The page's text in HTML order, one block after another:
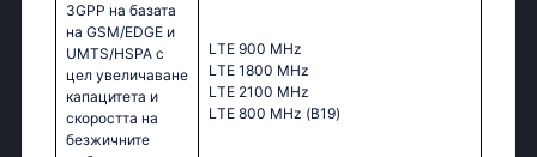
3GPP на базата
на GSM/EDGE и
UMTS/HSPA с
цел увеличаване
капацитета и
скоростта на
безжичните
LТЕ 900 МНz
LТЕ 1800 МНz
LТЕ 2100 МНz
LТЕ 800 МНz (В19)